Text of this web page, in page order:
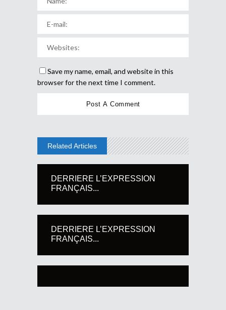
Save my name, email, and website in this
browser for the next time I comment.
Related Articles
DERRIERE L’EXPRESSION
FRANÇAIS...
DERRIERE L’EXPRESSION
FRANÇAIS...